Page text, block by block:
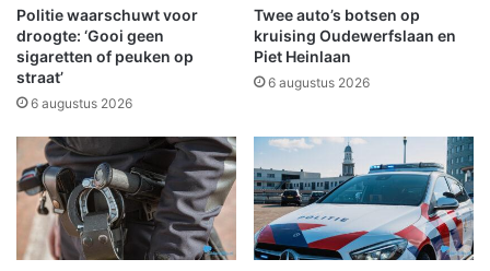
p
a
n
d
V
s
e
d
j
b
o
t
s
g
m
a
Politie waarschuwt voor
droogte: ‘Gooi geen
sigaretten of peuken op
straat’
6 augustus 2026
Twee auto’s botsen op
kruising Oudewerfslaan en
Piet Heinlaan
6 augustus 2026